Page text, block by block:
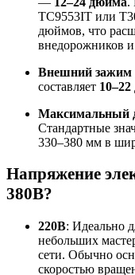
TC9553IT или
дюймов, что
внедорожников и
Внешний зажим
составляет
Максимальный
Стандартные
330–380 мм в
Напряжение
380В?
220В: Идеально
небольших
сети. Обычно
скоростью